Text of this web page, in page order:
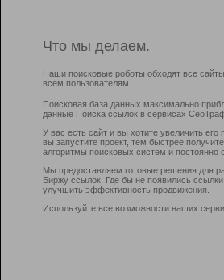
Что мы делаем.
Наши поисковые роботы обходят все
всем пользователям.
Поисковая база данных максимально
данные Поиска ссылок в сервисах
У вас есть сайт и вы хотите увеличить
вы запустите проект, тем быстрее
алгоритмы поисковых систем и
Мы предоставляем готовые решения для
Биржу ссылок. Где бы не появились
улучшить эффективность продвижения.
Используйте все возможности наших